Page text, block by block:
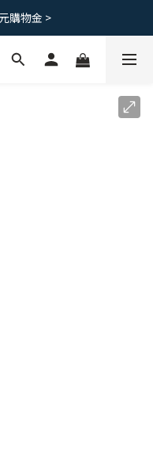
港澳滿2500